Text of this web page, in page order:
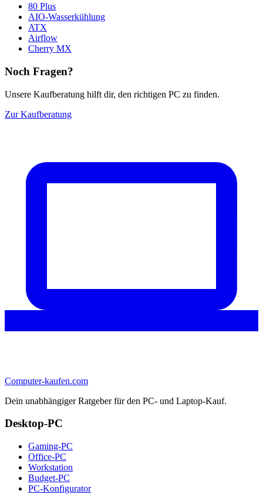
80 Plus
AIO-Wasserkühlung
ATX
Airflow
Cherry MX
Noch Fragen?
Unsere Kaufberatung hilft dir, den richtigen PC zu finden.
Zur Kaufberatung
Computer-kaufen.com
Dein unabhängiger Ratgeber für den PC- und Laptop-Kauf.
Desktop-PC
Gaming-PC
Office-PC
Workstation
Budget-PC
PC-Konfigurator